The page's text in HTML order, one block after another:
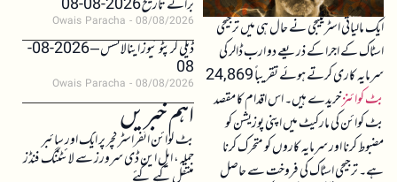
ایک مالیاتی اسٹریٹیجی نے حال ہی میں ترجیحی
اسٹاک کے اجرا کے ذریعے دو ارب ڈالر کی
سرمایہ کاری کرتے ہوئے تقریباً 24,869
بٹ کوائنز خریدے ہیں۔ اس اقدام کا مقصد
بٹ کوائن کی مارکیٹ میں اپنی پوزیشن کو
مضبوط کرنا اور سرمایہ کاروں کو متحرک کرنا
ہے۔ ترجیحی اسٹاک کی فروخت سے حاصل
برائے تاریخ 2026-08-08
Owais Paracha 08/08/2026
ڈیلی کرپٹو نیوز اینالائسس – 2026-08-
08
Owais Paracha 08/08/2026
اہم خبریں
بٹ کوائن انفراسٹرکچر پر ایک اور سائبر
حملہ، ایل این ڈی سرورز سے لائٹننگ فنڈز